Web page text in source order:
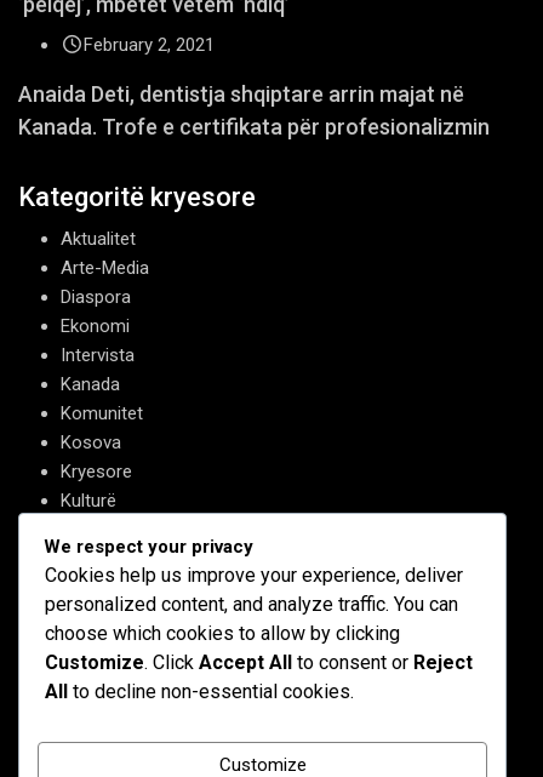
February 2, 2021
Anaida Deti, dentistja shqiptare arrin majat në
Kanada. Trofe e certifikata për profesionalizmin
Kategoritë kryesore
Aktualitet
Arte-Media
Diaspora
Ekonomi
Intervista
Kanada
Komunitet
Kosova
Kryesore
Kulturë
Opinione
Profil
Shqipëria
Shqiptarët në biznes
Stil Jete
Të tjera
We respect your privacy
Cookies help us improve your experience, deliver
personalized content, and analyze traffic. You can
choose which cookies to allow by clicking
Customize. Click Accept All to consent or Reject
All to decline non-essential cookies.
Customize